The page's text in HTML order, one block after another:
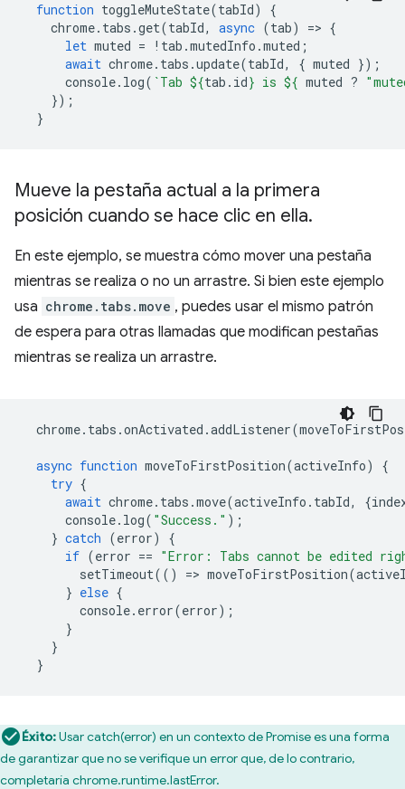
function toggleMuteState(tabId)
{
chrome. tabs .get(tabId, async (tab) => {
let muted = ! tab .mutedInfo .muted ;
await chrome. tabs .update(tabId, { muted });
console. log( `Tab ${tab . id} is ${ muted ?
});
}
Mueve la pestaña actual a la primera
posición cuando se hace clic en ella.
En este ejemplo, se muestra cómo mover una pestaña
mientras se realiza o no un arrastre. Si bien este ejemplo
usa chrome.tabs.move , puedes usar el mismo patrón
de espera para otras llamadas que modifican pestañas
mientras se realiza un arrastre.
chrome. tabs .onActivated .addListener(
async function moveToFirstPosition(activeInfo)
{
try {
await chrome. tabs .move(activeInfo . tabId, {
console. log( "Success." );
} catch (error)
{
if (error == "Error: Tabs cannot be edited
setTimeout(() => moveToFirstPosition(
} else {
console. error(error);
}
}
}
Éxito:Usar catch(error) en un contexto de Promise es una forma
de garantizar que no se verifique un error que, de lo contrario,
completaría chrome.runtime.lastError.